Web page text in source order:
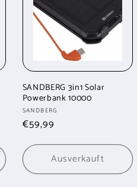
SANDBERG 3in1 Solar
Powerbank 10000
Anbieter:
SANDBERG
Normaler
€59,99
Ausverkauft